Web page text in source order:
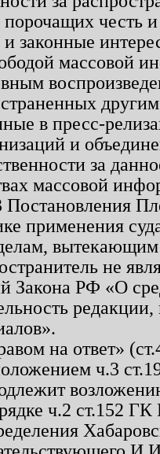
порочащих честь
законные
массовой
в пресс-
и
за
массовой
Постановления
применения
вытекающим
не
Закона РФ «О
на ответ»
ч.3
ч.2 ст.152